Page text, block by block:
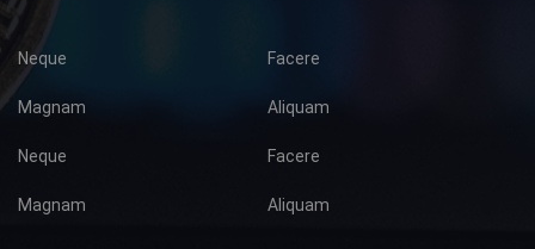
Neque Facere
Magnam Aliquam
Neque Facere
Magnam Aliquam